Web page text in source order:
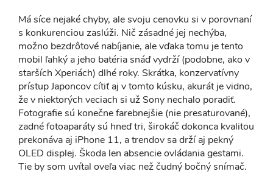
Má síce nejaké chyby, ale svoju cenovku si v porovnaní
s konkurenciou zaslúži. Nič zásadné jej nechýba,
možno bezdrôtové nabíjanie, ale vďaka tomu je tento
mobil ľahký a jeho batéria snáď vydrží (podobne, ako v
starších Xperiách) dlhé roky. Skrátka, konzervatívny
prístup Japoncov cítiť aj v tomto kúsku, akurát je vidno,
že v niektorých veciach si už Sony nechalo poradiť.
Fotografie sú konečne farebnejšie (nie presaturované),
zadné fotoaparáty sú hneď tri, širokáč dokonca kvalitou
prekonáva aj iPhone 11, a trendov sa drží aj pekný
OLED displej. Škoda len absencie ovládania gestami.
Tie by som uvítal oveľa viac než čudný bočný snímač.